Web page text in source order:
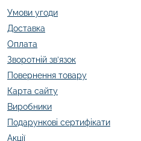
Умови угоди
Доставка
Оплата
Зворотній зв’язок
Повернення товару
Карта сайту
Виробники
Подарункові сертифікати
Акції